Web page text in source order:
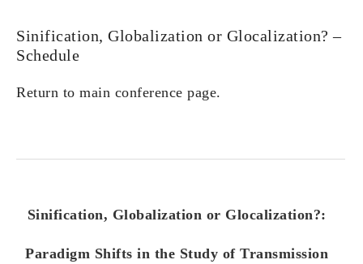
Sinification, Globalization or Glocalization? –
Schedule
Return to main conference page.
Sinification, Globalization or Glocalization?:
Paradigm Shifts in the Study of Transmission